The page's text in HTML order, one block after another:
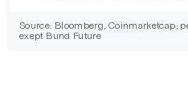
Source: Bloomberg, Coinmarketcap;
exept Bund Future